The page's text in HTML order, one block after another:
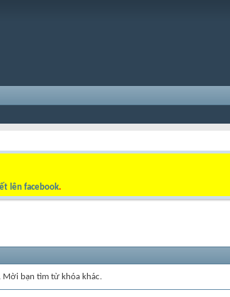
lên facebook.
Mời bạn tìm từ khóa khác.